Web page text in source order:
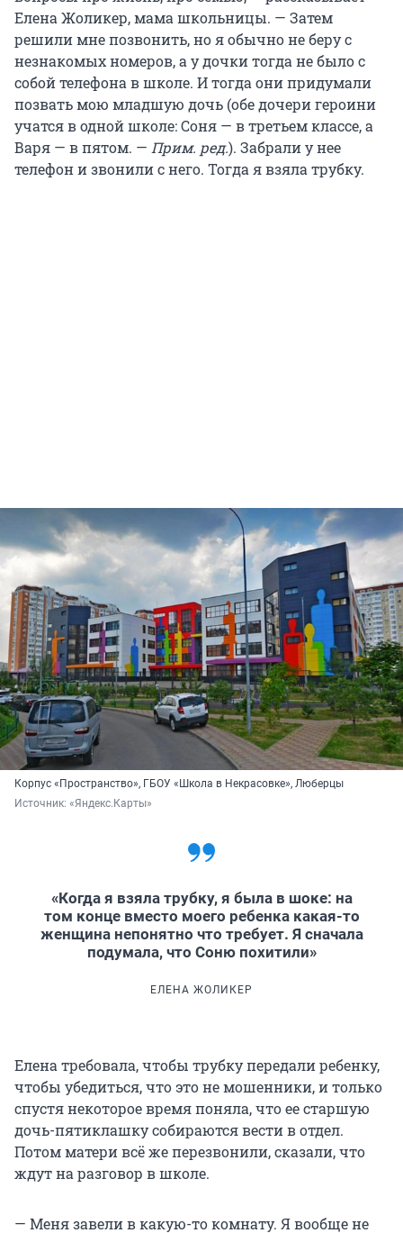
Елена Жоликер, мама школьницы. — Затем
решили мне позвонить, но я обычно не беру с
незнакомых номеров, а у дочки тогда не было с
собой телефона в школе. И тогда они придумали
позвать мою младшую дочь (обе дочери героини
учатся в одной школе: Соня — в третьем классе, а
Варя — в пятом. — Прим. ред.). Забрали у нее
телефон и звонили с него. Тогда я взяла трубку.
Корпус «Пространство», ГБОУ «Школа в Некрасовке», Люберцы
Источник: «Яндекс.Карты»
«Когда я взяла трубку, я была в шоке: на
том конце вместо моего ребенка какая-то
женщина непонятно что требует. Я сначала
подумала, что Соню похитили»
ЕЛЕНА ЖОЛИКЕР
Елена требовала, чтобы трубку передали ребенку,
чтобы убедиться, что это не мошенники, и только
спустя некоторое время поняла, что ее старшую
дочь-пятиклашку собираются вести в отдел.
Потом матери всё же перезвонили, сказали, что
ждут на разговор в школе.
— Меня завели в какую-то комнату. Я вообще не